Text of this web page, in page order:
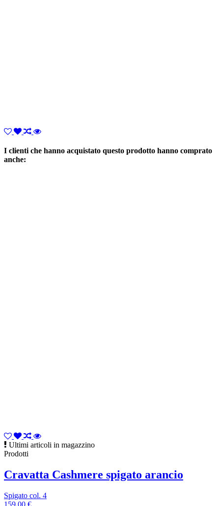
I clienti che hanno acquistato questo prodotto hanno comprato
anche:
Ultimi articoli in magazzino
Prodotti
Cravatta Cashmere spigato arancio
Spigato col. 4